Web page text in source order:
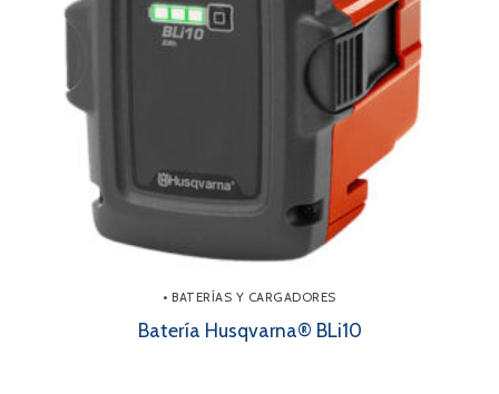
• BATERÍAS Y CARGADORES
Batería Husqvarna® BLi10